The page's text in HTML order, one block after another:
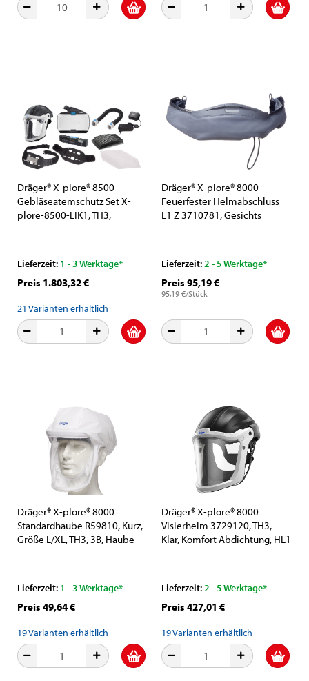
Dräger® X-plore® 8500
Gebläseatemschutz Set X-
plore-8500-LIK1, TH3,
3710810, R59600, 6739730,
6739535]
Lieferzeit: 1 - 3 Werktage*
Preis 1.803,32 €
21 Varianten erhältlich
Dräger® X-plore® 8000
Feuerfester Helmabschluss
L1 Z 3710781, Gesichts
Lieferzeit:2 - 5 Werktage*
Preis 95,19 €
95,19 €/Stück
Dräger® X-plore® 8000
Standardhaube R59810, Kurz,
Größe L/XL, TH3, 3B, Haube
Lieferzeit: 1 - 3 Werktage*
Preis 49,64 €
19Varianten erhältlich
Dräger® X-plore® 8000
Visierhelm 3729120, TH3,
Klar, Komfort Abdichtung, HL1
Komfort Gesichtsabdichtung
Lieferzeit:2 - 5 Werktage*
Preis 427,01 €
19Varianten erhältlich